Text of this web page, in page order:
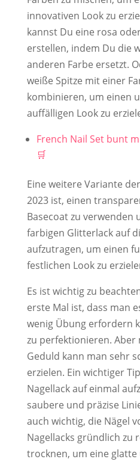
innovativen Look zu
kannst Du eine rosa
erstellen, indem Du die
anderen Farbe ersetzt.
weiße Spitze mit einer
kombinieren, um einen
auffälligen Look zu
French Nail Set bunt
Eine weitere Variante
2023 ist, einen
Basecoat zu verwenden
farbigen Glitterlack auf
aufzutragen, um einen
festlichen Look zu
Es ist wichtig zu
erste Mal ist, dass man
wenig Übung erfordern
zu perfektionieren.
Geduld kann man sehr
erzielen. Ein wichtiger
Nagellack auf einmal
saubere und präzise
auch wichtig, die Nägel
Nagellacks gründlich zu
trocknen, um eine